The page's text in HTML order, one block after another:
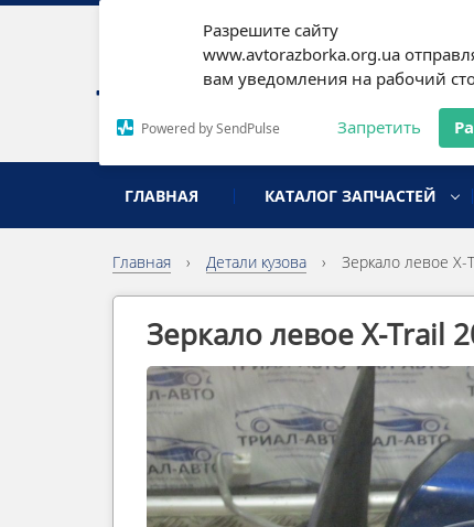
Разрешите сайту
www.avtorazborka.org.ua
вам уведомления на рабочий
Powered by SendPulse Запретить
разборка иномарок
ГЛАВНАЯ КАТАЛОГ ЗАПЧАСТЕЙ
Главная › Детали кузова › Зеркало левое X-
Зеркало левое X-Trail